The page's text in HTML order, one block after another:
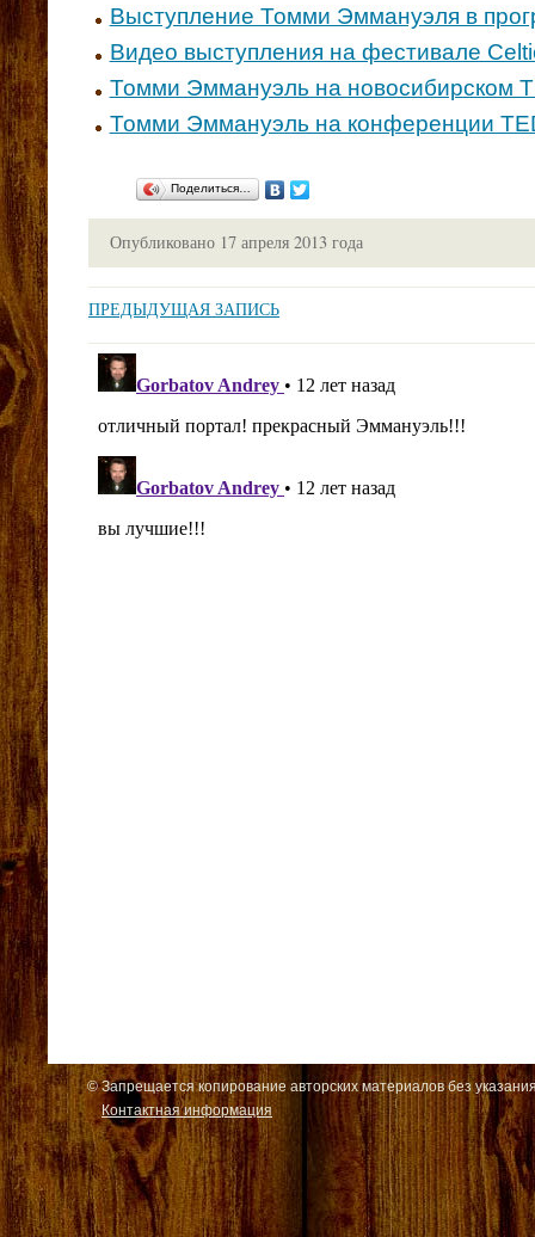
Выступление Томми Эммануэля в
Видео выступления на фестивале
Томми Эммануэль на новосибирском
Томми Эммануэль на конференции
Поделиться…
Опубликовано 17 апреля 2013 года
ПРЕДЫДУЩАЯ ЗАПИСЬ
© Запрещается копирование авторских материалов без
Контактная информация